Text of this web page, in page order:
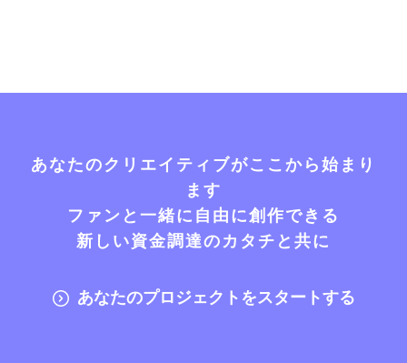
あなたのクリエイティブがここから始まり
ます
ファンと一緒に自由に創作できる
新しい資金調達のカタチと共に
あなたのプロジェクトをスタートする